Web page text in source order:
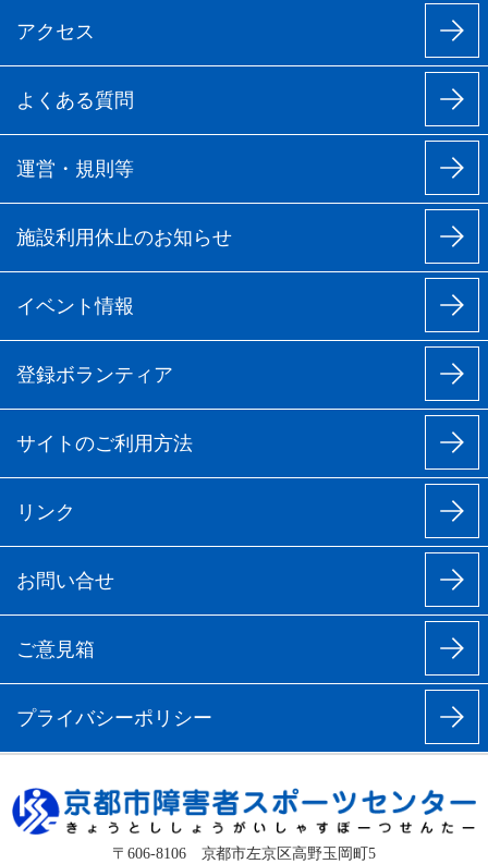
アクセス
よくある質問
運営・規則等
施設利用休止のお知らせ
イベント情報
登録ボランティア
サイトのご利用方法
リンク
お問い合せ
ご意見箱
プライバシーポリシー
〒606-8106 京都市左京区高野玉岡町5